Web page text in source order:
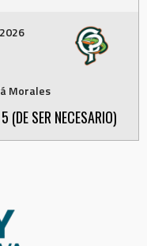
Morales
(DE SER NECESARIO)